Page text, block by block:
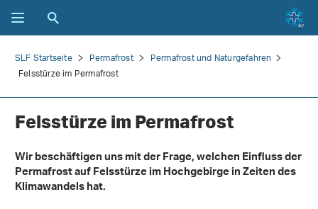
SLF Startseite Permafrost
Permafrost und Naturgefahren
Felsstürze im Permafrost
Felsstürze im Permafrost
Wir beschäftigen uns mit der Frage, welchen Einfluss der
Permafrost auf Felsstürze im Hochgebirge in Zeiten des
Klimawandels hat.